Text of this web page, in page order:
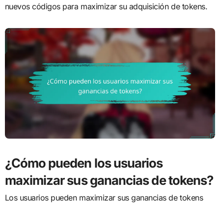
nuevos códigos para maximizar su adquisición de tokens.
¿Cómo pueden los usuarios
maximizar sus ganancias de tokens?
Los usuarios pueden maximizar sus ganancias de tokens